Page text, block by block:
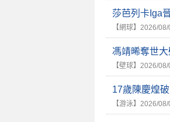
莎芭列卡Iga
【網球】 2026/08/
馮靖晞奪世
【壁球】 2026/08/
17歲陳慶煌
【游泳】 2026/08/